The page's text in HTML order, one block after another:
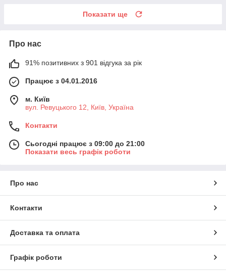
Показати ще
Про нас
91% позитивних з 901 відгука за рік
Працює з 04.01.2016
м. Київ
вул. Ревуцького 12, Київ, Україна
Контакти
Сьогодні працює з 09:00 до 21:00
Показати весь графік роботи
Про нас
Контакти
Доставка та оплата
Графік роботи